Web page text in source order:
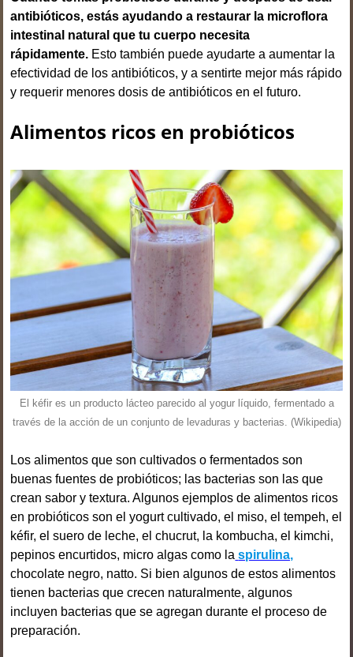
antibióticos, estás ayudando a restaurar la microflora
intestinal natural que tu cuerpo necesita
rápidamente. Esto también puede ayudarte a aumentar la
efectividad de los antibióticos, y a sentirte mejor más rápido
y requerir menores dosis de antibióticos en el futuro.
Alimentos ricos en probióticos
El kéfir es un producto lácteo parecido al yogur líquido, fermentado a
través de la acción de un conjunto de levaduras y bacterias.​ (Wikipedia)
Los alimentos que son cultivados o fermentados son
buenas fuentes de probióticos; las bacterias son las que
crean sabor y textura. Algunos ejemplos de alimentos ricos
en probióticos son el yogurt cultivado, el miso, el tempeh, el
kéfir, el suero de leche, el chucrut, la kombucha, el kimchi,
pepinos encurtidos, micro algas como la spirulina,
chocolate negro, natto. Si bien algunos de estos alimentos
tienen bacterias que crecen naturalmente, algunos
incluyen bacterias que se agregan durante el proceso de
preparación.